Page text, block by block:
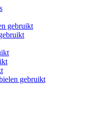
gebruikt
gebruikt